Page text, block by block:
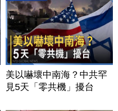
美以嚇壞中南海？中共罕
見5天「零共機」擾台